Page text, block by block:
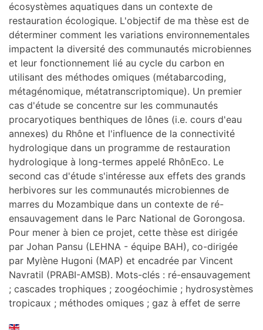
écosystèmes aquatiques dans un contexte de
restauration écologique. L'objectif de ma thèse est de
déterminer comment les variations environnementales
impactent la diversité des communautés microbiennes
et leur fonctionnement lié au cycle du carbon en
utilisant des méthodes omiques (métabarcoding,
métagénomique, métatranscriptomique). Un premier
cas d'étude se concentre sur les communautés
procaryotiques benthiques de lônes (i.e. cours d'eau
annexes) du Rhône et l'influence de la connectivité
hydrologique dans un programme de restauration
hydrologique à long-termes appelé RhônEco. Le
second cas d'étude s'intéresse aux effets des grands
herbivores sur les communautés microbiennes de
marres du Mozambique dans un contexte de ré-
ensauvagement dans le Parc National de Gorongosa.
Pour mener à bien ce projet, cette thèse est dirigée
par Johan Pansu (LEHNA - équipe BAH), co-dirigée
par Mylène Hugoni (MAP) et encadrée par Vincent
Navratil (PRABI-AMSB). Mots-clés : ré-ensauvagement
; cascades trophiques ; zoogéochimie ; hydrosystèmes
tropicaux ; méthodes omiques ; gaz à effet de serre